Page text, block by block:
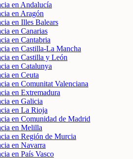
en Andalucía
en Aragón
en Illes Balears
en Canarias
en Cantabria
en Castilla-La Mancha
en Castilla y León
en Catalunya
en Ceuta
en Comunitat Valenciana
en Extremadura
en Galicia
en La Rioja
en Comunidad de Madrid
en Melilla
en Región de Murcia
en Navarra
en País Vasco